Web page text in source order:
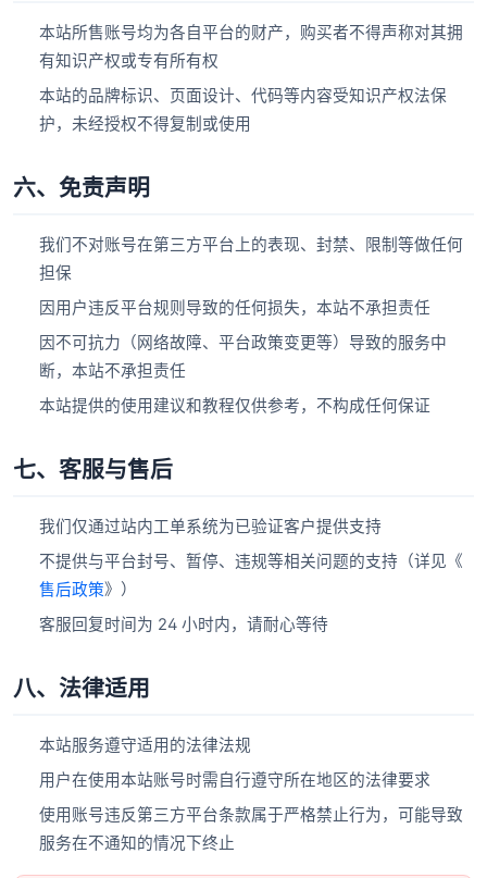
本站所售账号均为各自平台的财产，购买者不得声称对其拥
有知识产权或专有所有权
本站的品牌标识、页面设计、代码等内容受知识产权法保
护，未经授权不得复制或使用
六、免责声明
我们不对账号在第三方平台上的表现、封禁、限制等做任何
担保
因用户违反平台规则导致的任何损失，本站不承担责任
因不可抗力（网络故障、平台政策变更等）导致的服务中
断，本站不承担责任
本站提供的使用建议和教程仅供参考，不构成任何保证
七、客服与售后
我们仅通过站内工单系统为已验证客户提供支持
不提供与平台封号、暂停、违规等相关问题的支持（详见《
售后政策》）
客服回复时间为 24 小时内，请耐心等待
八、法律适用
本站服务遵守适用的法律法规
用户在使用本站账号时需自行遵守所在地区的法律要求
使用账号违反第三方平台条款属于严格禁止行为，可能导致
服务在不通知的情况下终止